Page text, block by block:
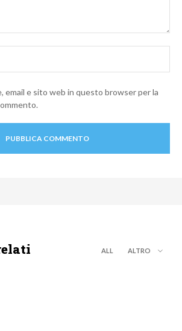
email e sito web in questo browser per la
ALL ALTRO